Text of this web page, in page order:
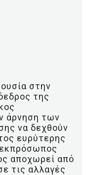
στην
της
άρνηση των
να δεχθούν
ευρύτερης
αποχωρεί από
τις αλλαγές